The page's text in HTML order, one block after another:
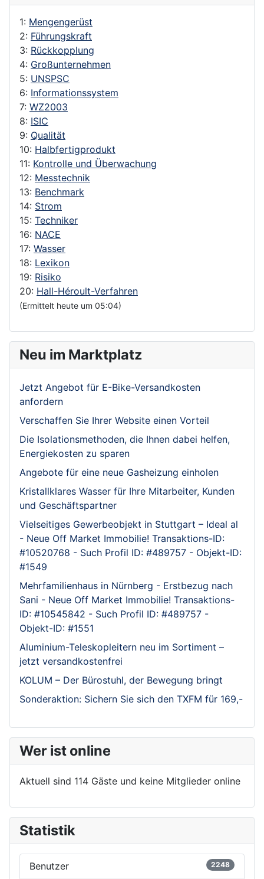
1: Mengengerüst
2: Führungskraft
3: Rückkopplung
4: Großunternehmen
5: UNSPSC
6: Informationssystem
7: WZ2003
8: ISIC
9: Qualität
10: Halbfertigprodukt
11: Kontrolle und Überwachung
12: Messtechnik
13: Benchmark
14: Strom
15: Techniker
16: NACE
17: Wasser
18: Lexikon
19: Risiko
20: Hall-Héroult-Verfahren
(Ermittelt heute um 05:04)
Neu im Marktplatz
Jetzt Angebot für E-Bike-Versandkosten
anfordern
Verschaffen Sie Ihrer Website einen Vorteil
Die Isolationsmethoden, die Ihnen dabei helfen,
Energiekosten zu sparen
Angebote für eine neue Gasheizung einholen
Kristallklares Wasser für Ihre Mitarbeiter, Kunden
und Geschäftspartner
Vielseitiges Gewerbeobjekt in Stuttgart – Ideal al
- Neue Off Market Immobilie! Transaktions-ID:
#10520768 - Such Profil ID: #489757 - Objekt-ID:
#1549
Mehrfamilienhaus in Nürnberg - Erstbezug nach
Sani - Neue Off Market Immobilie! Transaktions-
ID: #10545842 - Such Profil ID: #489757 -
Objekt-ID: #1551
Aluminium-Teleskopleitern neu im Sortiment –
jetzt versandkostenfrei
KOLUM – Der Bürostuhl, der Bewegung bringt
Sonderaktion: Sichern Sie sich den TXFM für 169,-
Wer ist online
Aktuell sind 114 Gäste und keine Mitglieder online
Statistik
Benutzer 2248